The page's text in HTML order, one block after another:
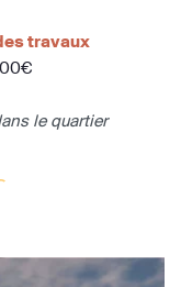
travaux
le quartier